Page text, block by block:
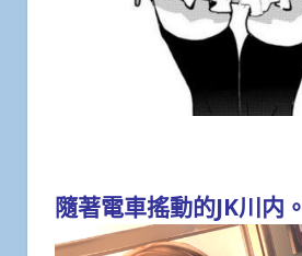
隨著電車搖動的JK川内。